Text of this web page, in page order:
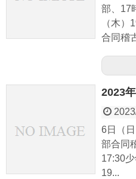
部、
（木
合同稽
2023
6日（
部合同
17:30
19...